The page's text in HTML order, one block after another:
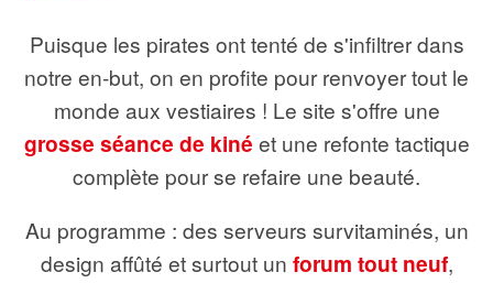
Puisque les pirates ont tenté de s'infiltrer dans
notre en-but, on en profite pour renvoyer tout le
monde aux vestiaires ! Le site s'offre une
grosse séance de kiné et une refonte tactique
complète pour se refaire une beauté.
Au programme : des serveurs survitaminés, un
design affûté et surtout un forum tout neuf,